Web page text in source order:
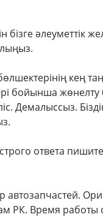
әлеуметтік
кең
бойынша
Демалыссыз.
ответа
автозапчастей.
РК. Время работы